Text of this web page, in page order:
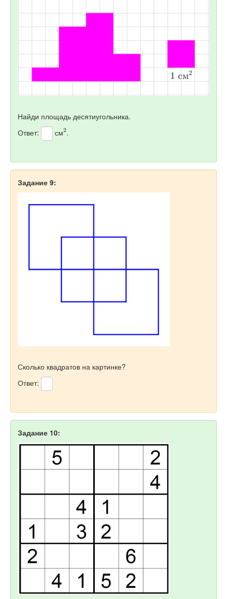
Найди площадь десятиугольника.
Ответ:
см2.
Задание 9:
Сколько квадратов на картинке?
Ответ:
Задание 10: